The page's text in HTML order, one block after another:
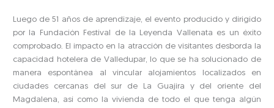
Luego de 51 años de aprendizaje, el evento producido y dirigido
por la Fundación Festival de la Leyenda Vallenata es un éxito
comprobado. El impacto en la atracción de visitantes desborda la
capacidad hotelera de Valledupar, lo que se ha solucionado de
manera espontánea al vincular alojamientos localizados en
ciudades cercanas del sur de La Guajira y del oriente del
Magdalena, así como la vivienda de todo el que tenga algún